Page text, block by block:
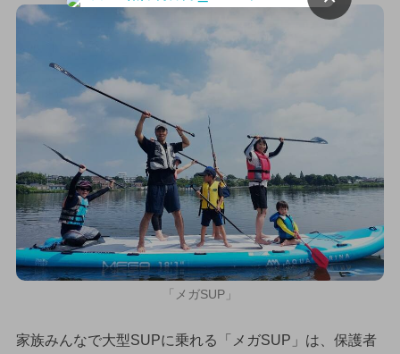
「メガSUP」
家族みんなで大型SUPに乗れる「メガSUP」は、保護者